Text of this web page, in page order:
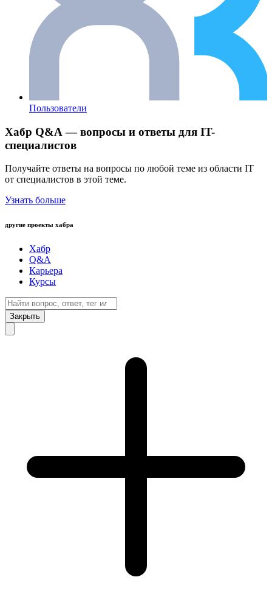
Пользователи
Хабр Q&A — вопросы и ответы для IT-
специалистов
Получайте ответы на вопросы по любой теме из области IT
от специалистов в этой теме.
Узнать больше
другие проекты хабра
Хабр
Q&A
Карьера
Курсы
Закрыть